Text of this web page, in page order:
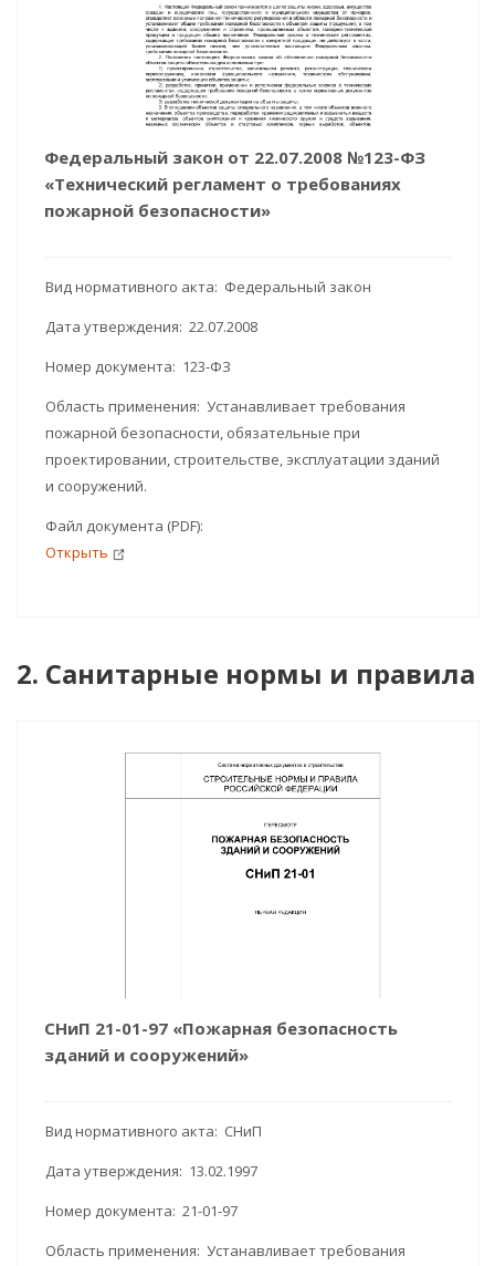
Федеральный закон от 22.07.2008 №123-ФЗ
«Технический регламент о требованиях
пожарной безопасности»
Вид нормативного акта: Федеральный закон
Дата утверждения: 22.07.2008
Номер документа: 123-ФЗ
Область применения: Устанавливает требования
пожарной безопасности, обязательные при
проектировании, строительстве, эксплуатации зданий
и сооружений.
Файл документа (PDF):
Открыть
2. Санитарные нормы и правила
СНиП 21-01-97 «Пожарная безопасность
зданий и сооружений»
Вид нормативного акта: СНиП
Дата утверждения: 13.02.1997
Номер документа: 21-01-97
Область применения: Устанавливает требования